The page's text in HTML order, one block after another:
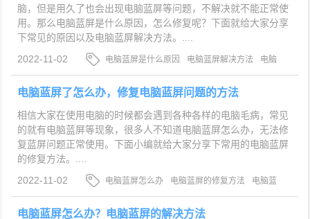
脑，但是用久了也会出现电脑蓝屏等问题，不解决就不能正常使
用。那么电脑蓝屏是什么原因，怎么修复呢？下面就给大家分享
下常见的原因以及电脑蓝屏解决方法。....
2022-11-02
电脑蓝屏是什么原因 电脑蓝屏解决方法
电脑
蓝屏
电脑蓝屏了怎么办，修复电脑蓝屏问题的方法
相信大家在使用电脑的时候都会遇到各种各样的电脑毛病，常见
的就有电脑蓝屏等现象，很多人不知道电脑蓝屏怎么办，无法修
复蓝屏问题正常使用。下面小编就给大家分享下常用的电脑蓝屏
的修复方法。....
2022-11-02
电脑蓝屏怎么办 电脑蓝屏的修复方法
电脑蓝
屏
电脑蓝屏怎么办？电脑蓝屏的解决方法